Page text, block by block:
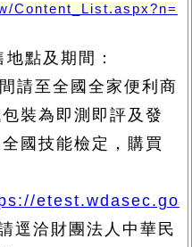
Content_List.aspx?n=
點及期間：
請至全國全家便利商
裝為即測即評及發
國技能檢定，購買
etest.wdasec.go
逕洽財團法人中華民